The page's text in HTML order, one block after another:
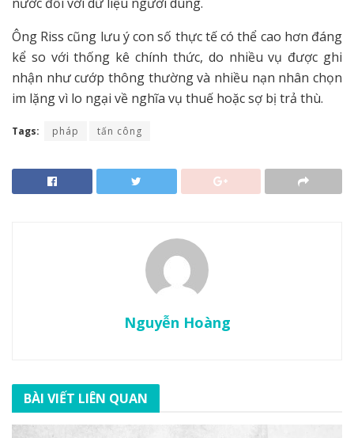
Ông Riss cũng lưu ý con số thực tế có thể cao hơn đáng
kể so với thống kê chính thức, do nhiều vụ được ghi
nhận như cướp thông thường và nhiều nạn nhân chọn
im lặng vì lo ngại về nghĩa vụ thuế hoặc sợ bị trả thù.
Tags: pháp tấn công
Nguyễn Hoàng
BÀI VIẾT LIÊN QUAN